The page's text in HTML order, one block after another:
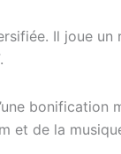
Il joue
et de la